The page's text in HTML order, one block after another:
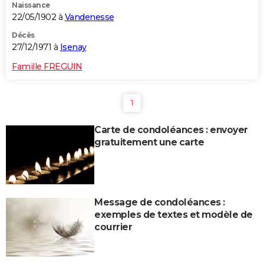
Naissance
22/05/1902 à Vandenesse
Décès
27/12/1971 à Isenay
Famille FREGUIN
1
Carte de condoléances : envoyer
gratuitement une carte
Message de condoléances :
exemples de textes et modèle de
courrier